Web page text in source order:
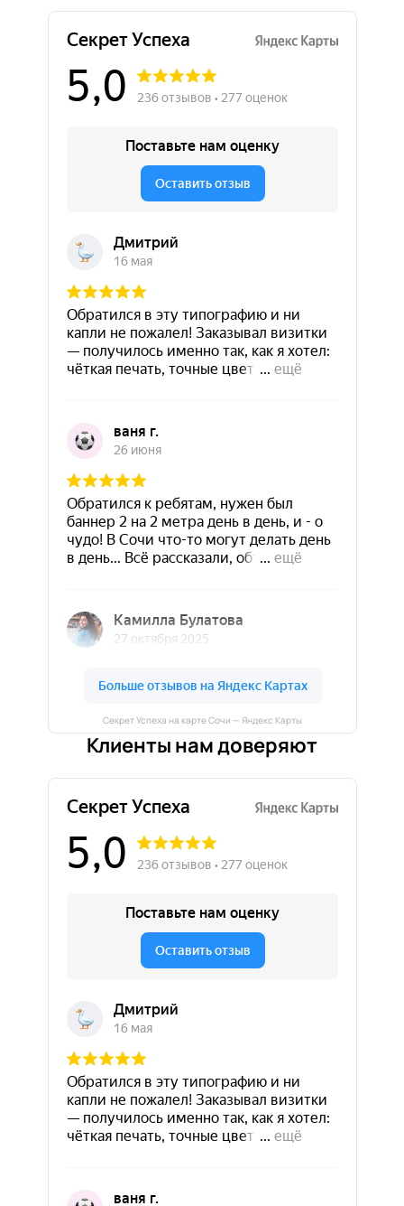
Секрет Успеха на карте Сочи — Яндекс Карты
Клиенты нам доверяют